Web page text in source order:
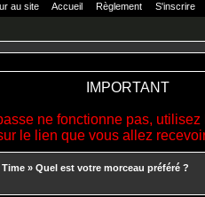
au site Accueil Règlement S'inscrire
IMPORTANT
ne fonctionne pas,
le lien que vous allez
Time » Quel est votre morceau préféré ?